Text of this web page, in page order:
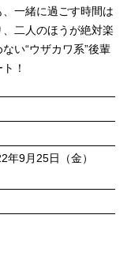
一緒に過ごす時間は
二人のほうが絶対楽
い“ウザカワ系”後輩
！
9月25日（金）